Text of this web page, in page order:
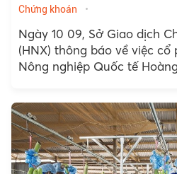
Chứng khoán
Ngày 10 09, Sở Giao dịch
(HNX) thông báo về việc cổ
Nông nghiệp Quốc tế